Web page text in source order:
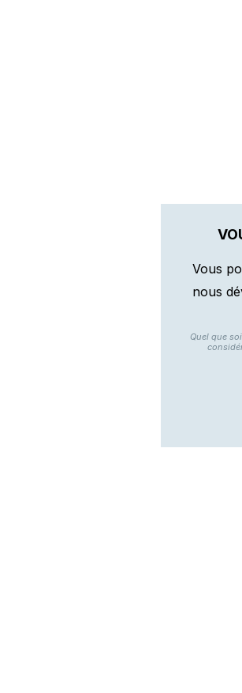
Vous
nous
Quel que